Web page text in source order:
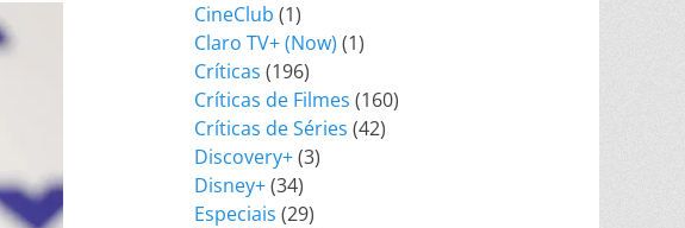
CineClub (1)
Claro TV+ (Now) (1)
Críticas (196)
Críticas de Filmes (160)
Críticas de Séries (42)
Discovery+(3)
Disney+(34)
Especiais (29)